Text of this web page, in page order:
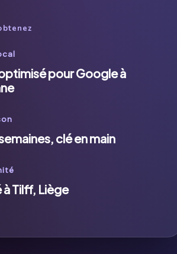
pour Google à
clé en main
à Tilff, Liège